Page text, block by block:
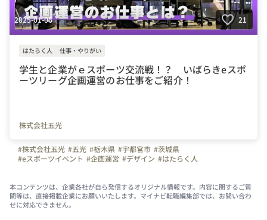
2025-01-06 21
はたらく人 仕事・やりがい
学生と企業がｅスポーツ交流戦！？ いばらきeスポ
ーツリーグ企画運営のお仕事をご紹介！
株式会社五光
#株式会社五光 #五光 #栃木県 #宇都宮市 #茨城県
#eスポーツイベント #企画運営 #デザイン #はたらく人
本コンテンツは、企業各社が自ら発信するオリジナル情報です。内容に関するご質
問等は、直接掲載企業にお願いいたします。マイナビ転職編集部では、お問い合わ
せに対応できません。